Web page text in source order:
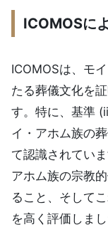
ICOMOSに
ICOMOSは、モ
たる葬儀文化を
す。特に、基準
イ・アホム族の
て認識されてい
アホム族の宗教
ること、そして
を高く評価しま